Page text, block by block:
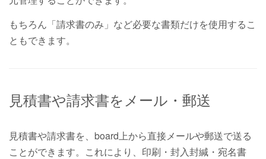
もちろん「請求書のみ」など必要な書類だけを使用するこ
ともできます。
見積書や請求書をメール・郵送
見積書や請求書を、board上から直接メールや郵送で送る
ことができます。これにより、印刷・封入封緘・宛名書